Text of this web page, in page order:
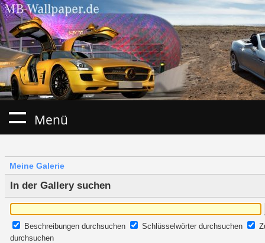
Menü
Meine Galerie
In der Gallery suchen
Beschreibungen durchsuchen Schlüsselwörter durchsuchen
durchsuchen